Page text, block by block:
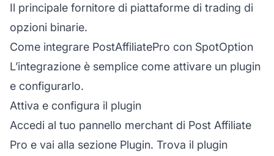
Il principale fornitore di piattaforme di trading di
opzioni binarie.
Come integrare PostAffiliatePro con SpotOption
L’integrazione è semplice come attivare un plugin
e configurarlo.
Attiva e configura il plugin
Accedi al tuo pannello merchant di Post Affiliate
Pro e vai alla sezione Plugin. Trova il plugin